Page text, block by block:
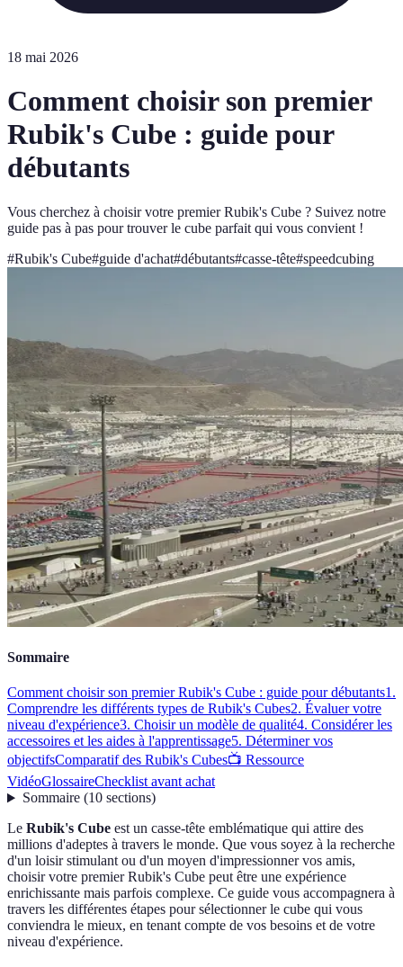
18 mai 2026
Comment choisir son premier
Rubik's Cube : guide pour
débutants
Vous cherchez à choisir votre premier Rubik's Cube ? Suivez notre
guide pas à pas pour trouver le cube parfait qui vous convient !
#Rubik's Cube#guide d'achat#débutants#casse-tête#speedcubing
Sommaire
Comment choisir son premier Rubik's Cube : guide pour débutants1.
Comprendre les différents types de Rubik's Cubes2. Évaluer votre
niveau d'expérience3. Choisir un modèle de qualité4. Considérer les
accessoires et les aides à l'apprentissage5. Déterminer vos
objectifsComparatif des Rubik's Cubes📺 Ressource
VidéoGlossaireChecklist avant achat
Sommaire(10 sections)
Le Rubik's Cube est un casse-tête emblématique qui attire des
millions d'adeptes à travers le monde. Que vous soyez à la recherche
d'un loisir stimulant ou d'un moyen d'impressionner vos amis,
choisir votre premier Rubik's Cube peut être une expérience
enrichissante mais parfois complexe. Ce guide vous accompagnera à
travers les différentes étapes pour sélectionner le cube qui vous
conviendra le mieux, en tenant compte de vos besoins et de votre
niveau d'expérience.